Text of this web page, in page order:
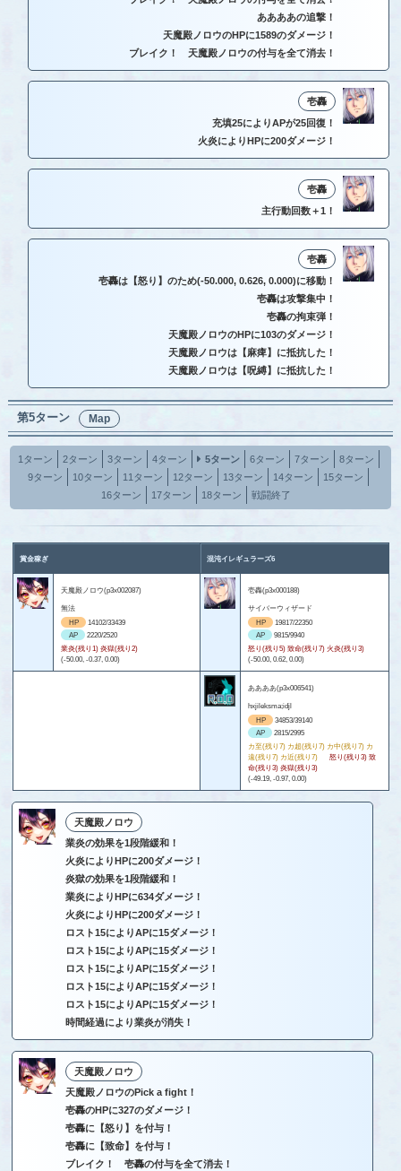
ああああの追撃！
天魔殿ノロウのHPに1589のダメージ！
ブレイク！ 天魔殿ノロウの付与を全て消去！
壱轟
充填25によりAPが25回復！
火炎によりHPに200ダメージ！
壱轟
主行動回数＋1！
壱轟
壱轟は【怒り】のため(-50.000, 0.626, 0.000)に移動！
壱轟は攻撃集中！
壱轟の拘束弾！
天魔殿ノロウのHPに103のダメージ！
天魔殿ノロウは【麻痺】に抵抗した！
天魔殿ノロウは【呪縛】に抵抗した！
第5ターン Map
1ターン 2ターン 3ターン 4ターン 5ターン 6ターン 7ターン
8ターン
9ターン
10ターン 11ターン 12ターン 13ターン 14ターン
15ターン
16ターン
17ターン 18ターン 戦闘終了
賞金稼ぎ 混沌イレギュラーズ6
天魔殿ノロウ(p3x002087)
無法
HP
14102/33439
AP
2220/2520
業炎(残り1) 炎獄(残り2)
(-50.00, -0.37, 0.00)
壱轟(p3x000188)
サイバーウィザード
HP
19817/22350
AP
9815/9940
怒り(残り5) 致命(残り7) 火炎(残り3)
(-50.00, 0.62, 0.00)
ああああ(p3x006541)
hxjileksma;idjl
HP
34853/39140
AP
2815/2995
カ至(残り7) カ超(残り7) カ中(残り7) カ
遠(残り7) カ近(残り7)
怒り(残り3) 致
命(残り3) 炎獄(残り3)
(-49.19, -0.97, 0.00)
天魔殿ノロウ
業炎の効果を1段階緩和！
火炎によりHPに200ダメージ！
炎獄の効果を1段階緩和！
業炎によりHPに634ダメージ！
火炎によりHPに200ダメージ！
ロスト15によりAPに15ダメージ！
ロスト15によりAPに15ダメージ！
ロスト15によりAPに15ダメージ！
ロスト15によりAPに15ダメージ！
ロスト15によりAPに15ダメージ！
時間経過により業炎が消失！
天魔殿ノロウ
天魔殿ノロウのPick a fight！
壱轟のHPに327のダメージ！
壱轟に【怒り】を付与！
壱轟に【致命】を付与！
ブレイク！ 壱轟の付与を全て消去！